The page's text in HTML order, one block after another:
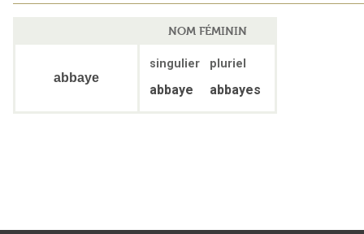
NOM FÉMININ
abbaye
singulier pluriel
abbaye abbayes